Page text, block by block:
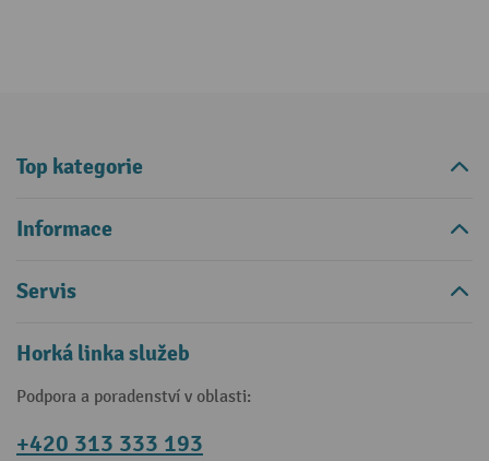
Top kategorie
Informace
Servis
Horká linka služeb
Podpora a poradenství v oblasti:
+420 313 333 193